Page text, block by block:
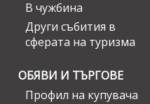
В чужбина
Други събития в
сферата на туризма
ОБЯВИ И ТЪРГОВЕ
Профил на купувача